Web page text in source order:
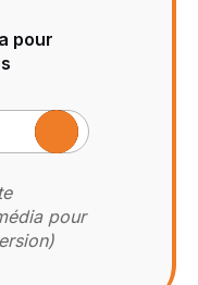
pour
pour